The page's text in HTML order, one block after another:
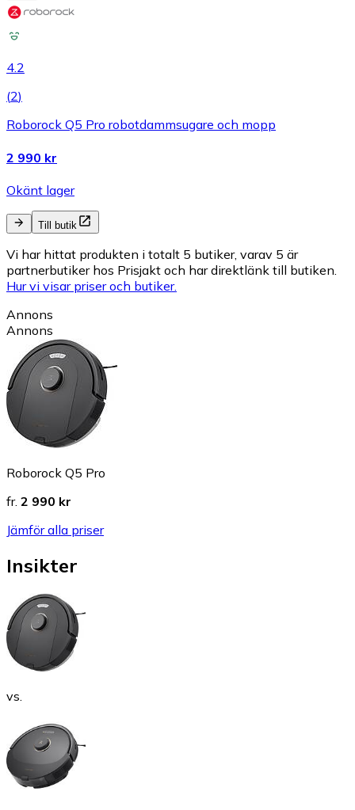
4.2
(2)
Roborock Q5 Pro robotdammsugare och mopp
2 990 kr
Okänt lager
Till butik
Vi har hittat produkten i totalt 5 butiker, varav 5 är
partnerbutiker hos Prisjakt och har direktlänk till butiken.
Hur vi visar priser och butiker.
Annons
Annons
Roborock Q5 Pro
fr. 2 990 kr
Jämför alla priser
Insikter
vs.